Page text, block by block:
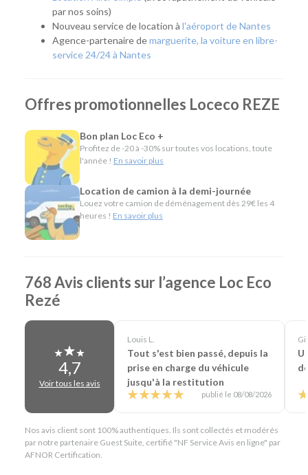
permet de rejoindre rapidement Nantes, Rezé, Les
Sorinières, Vertou ou encore le sud de l'agglomération.
Quel véhicule choisir ?
Citadines et compactes pour les déplacements du
quotidien.
Routières, SUV et monospaces pour les vacances ou
les longs trajets.
Minibus pour voyager en groupe.
Utilitaires de toutes capacités pour les
déménagements, les travaux ou le transport de
matériel.
Véhicules spécifiques, comme les camions
aux besoins des professionnels.
L'esprit Loc Eco
Depuis plus de 40 ans, Loc Eco propose une location de
véhicules simple, économique et accessible. À Rezé, cette
philosophie s'exprime à travers une offre particulièrement
complète, des services pratiques comme la livraison de
véhicule, le départ 24h/24 sur demande, la location en aller
simple ou encore notre service de prise en charge des
voyageurs à l'aéroport de Nantes. Notre objectif est de
vous proposer le véhicule adapté à chacun de vos projets,
qu'ils soient personnels ou professionnels.
par nos soins)
Nouveau service de location à l'aéroport de Nantes
Agence-partenaire demarguerite, la voiture en libre-
service 24/24 à Nantes
Offres promotionnelles Loceco REZE
Bon plan Loc Eco +
Profitez de -20 à -30% sur toutes vos locations, toute
l'année ! En savoir plus
Location de camion à la demi-journée
Louez votre camion de déménagement dès 29€ les 4
heures ! En savoir plus
768 Avis clients sur l’agence Loc Eco
Rezé
4,7
Voir tous les avis
Louis L.
Tout s'est bien passé, depuis la
prise en charge du véhicule
jusqu'à la restitution
publié le 08/08/2026
Nos avis client sont 100% authentiques. Ils sont collectés et modérés
par notre partenaire Guest Suite, certifié "NF Service Avis en ligne" par
AFNOR Certification.